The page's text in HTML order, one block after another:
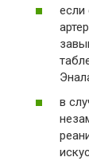
если
в